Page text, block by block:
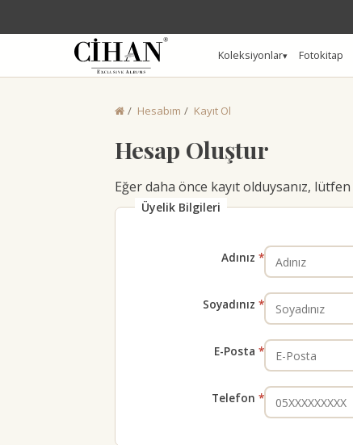
Koleksiyonlar Fotokitap
Hesabım Kayıt Ol
Hesap Oluştur
Eğer daha önce kayıt olduysanız, lütfen
Üyelik Bilgileri
Adınız
Soyadınız
E-Posta
Telefon